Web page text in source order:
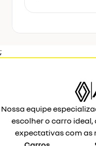
;
Nossa equipe
escolher o carro
expectativas com as